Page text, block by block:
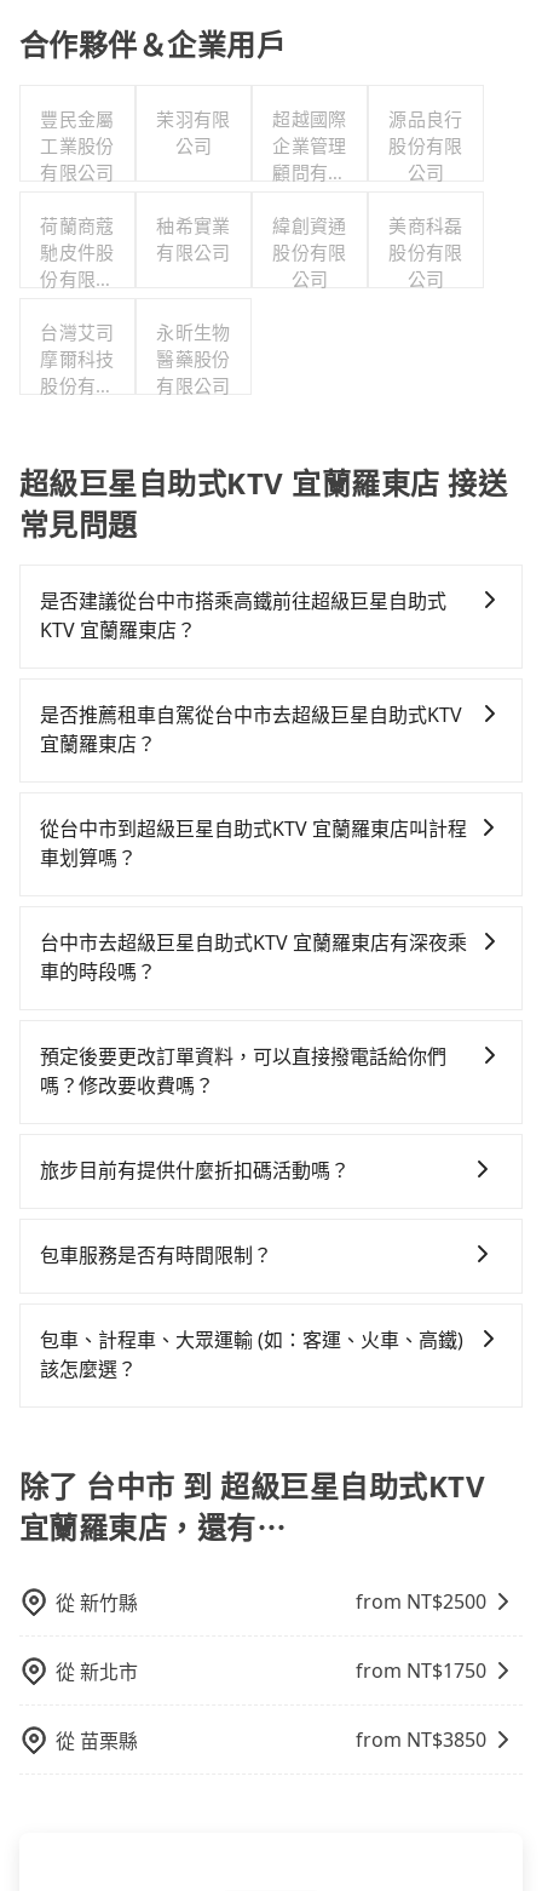
合作夥伴＆企業用戶
豐民金屬
工業股份
有限公司
茉羽有限
公司
超越國際
企業管理
顧問有限
源品良行
股份有限
公司
荷蘭商蔻
馳皮件股
份有限公
秞希實業
有限公司
緯創資通
股份有限
公司
美商科磊
股份有限
公司
台灣艾司
摩爾科技
股份有限
永昕生物
醫藥股份
有限公司
超級巨星自助式KTV 宜蘭羅東店 接送
常見問題
是否建議從台中市搭乘高鐵前往超級巨星自助式
KTV 宜蘭羅東店？
東店，高鐵較貴、費時！從最早06:05一直到23:03，台
中-南港一天最多有103班次高鐵可搭乘。假設從台中市
場購票並於月台排隊的時間約20分鐘，再乘坐54~81分
鐘（平均68分）的高鐵從台中站前往南港高鐵站，每人
巨星自助式KTV 宜蘭羅東店 (宜蘭縣羅東鎮) 的目的地。
全程加上轉車時間共3小時1分鐘，假設3位同行，高鐵加
繞路。但如果全程使用tripool並到府專車接送，則每人
平均花費約1,360元，費時2小時40分鐘。選擇搭乘高鐵
預約tripool！如果你僅有兩位乘車，也可參考tripool的
是否推薦租車自駕從台中市去超級巨星自助式KTV
宜蘭羅東店？
時不需要閉目養神（因為要自己開車），最重要的是你
當天就要來回，那在台中路邊可隨租隨借的iRent應該是
市（南屯區）到超級巨星自助式KTV 宜蘭羅東店的花費
預估為$2,900~3,550（金額差異來自於平假日、車款差
險與可能的罰單都需自付。再者，和運的iRent只提供最
基本的車型，如Toyota Yaris、Prius C、Vios這類乘坐
就是車況，打開車門才發現仍有上一組乘客遺留的垃圾
一位用戶卻遲遲尚未歸還，又或者要還車時卻偏偏找不
實際使用時還是有其區域的限制，實際可停靠的地點與
你的上下車地點仍有段距離，在遇到下雨天或者載行李
從台中市到超級巨星自助式KTV 宜蘭羅東店叫計程
車划算嗎？
灣大車隊、Uber、Line Taxi、Yoxi等，如果在路邊攔不
到車，也可考慮打電話至附近的計程車隊，如大都會計
tripool可省高達$2,600。但如果要考慮到回程，宜蘭縣
僅有合法計程車約750輛，數量約為台中市的10%、密度
場議價，建議最好先上網預約，以免當場被坑受騙。綜
台中市去超級巨星自助式KTV 宜蘭羅東店有深夜乘
車的時段嗎？
務，不論白天、晚上、深夜、清晨均有服務，只要乘車
前一日傍晚五點以前下訂預約，旅步就敢保證出車。
預定後要更改訂單資料，可以直接撥電話給你們
嗎？修改要收費嗎？
想要更改的資訊。只要在用車前一天凌晨六點前完成更
旅步目前有提供什麼折扣碼活動嗎？
app可享折扣碼，您可以關注我們的官網、社交媒體或訂
包車服務是否有時間限制？
程安排。
包車、計程車、大眾運輸 (如：客運、火車、高鐵)
該怎麼選？
算。計程車最貴，而大眾運輸通常較便宜。 行程：需多
點停留的行程建議可選可客製化行程的包車，如果時間
比較寬鬆且不介意耗時轉乘可選大眾運輸或較貴的計程
下來的車資也比較便宜，人數少可搭乘大眾運輸或計程
車。 時間：需在特定時間到達目的地可選包車或計程
車，不趕時間即可選用大眾運輸。 便利性：需要便利性
和方便性可選包車和計程車，喜歡探險和體驗當地文化
除了 台中市 到 超級巨星自助式KTV
宜蘭羅東店，還有⋯
從新竹縣 from NT$2500
從新北市 from NT$1750
從 苗栗縣 from NT$3850